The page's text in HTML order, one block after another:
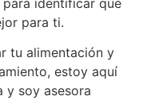
para ti.
tu alimentación y
estoy aquí
y soy asesora